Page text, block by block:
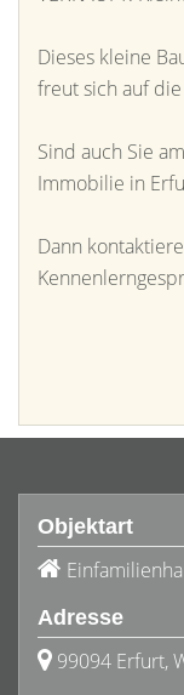
Dieses kleine
freut sich auf
Sind auch Sie
Immobilie in
Dann
Objektart
Adresse
99094 Erfurt,